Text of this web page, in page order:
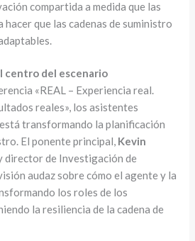
compartida a medida que las
hacer que las cadenas de suministro
centro del escenario
«REAL – Experiencia real.
reales», los asistentes
transformando la planificación
El ponente principal, Kevin
director de Investigación de
audaz sobre cómo el agente y la
los roles de los
la resiliencia de la cadena de